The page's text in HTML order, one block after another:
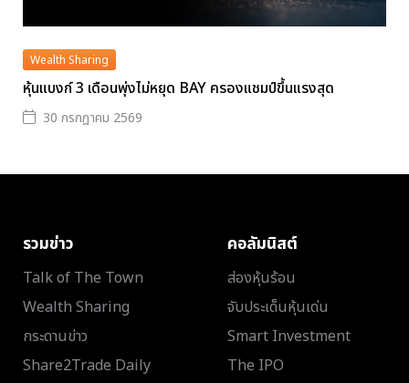
Wealth Sharing
หุ้นแบงก์ 3 เดือนพุ่งไม่หยุด BAY ครองแชมป์ขึ้นแรงสุด
30 กรกฎาคม 2569
รวมข่าว
Talk of The Town
Wealth Sharing
กระดานข่าว
Share2Trade Daily
คอลัมนิสต์
ส่องหุ้นร้อน
จับประเด็นหุ้นเด่น
Smart Investment
The IPO